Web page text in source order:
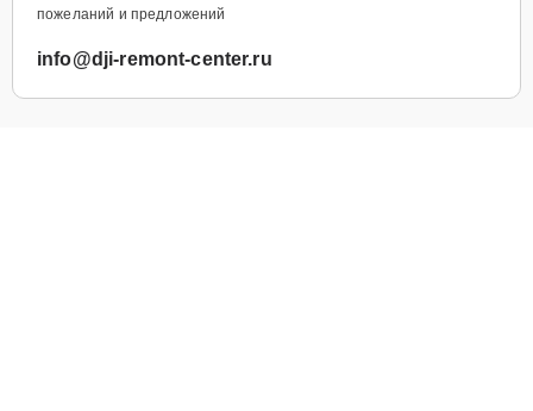
пожеланий и предложений
info@dji-remont-center.ru